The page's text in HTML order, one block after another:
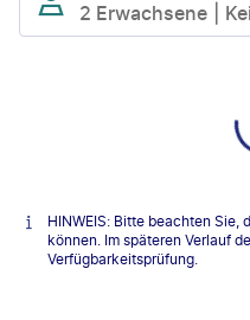
2 Erwachsene
HINWEIS: Bitte beachten Sie,
können. Im späteren Verlauf
Verfügbarkeitsprüfung.